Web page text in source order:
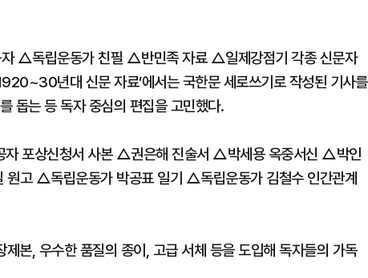
△독립운동가 친필 △반민족 자료 △일제강점기 각종 신문자
년대 신문 자료’에서는 국한문 세로쓰기로 작성된 기사를
돕는 등 독자 중심의 편집을 고민했다.
자 포상신청서 사본 △권은해 진술서 △박세용 옥중서신 △박인
고 △독립운동가 박공표 일기 △독립운동가 김철수 인간관계
본, 우수한 품질의 종이, 고급 서체 등을 도입해 독자들의 가독